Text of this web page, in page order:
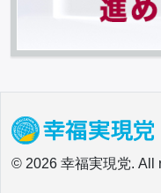
© 2026 幸福実現党. All